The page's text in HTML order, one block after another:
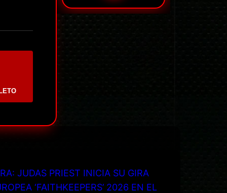
JUDAS PRIEST INICIA SU GIRA
‘FAITHKEEPERS’ 2026 EN EL